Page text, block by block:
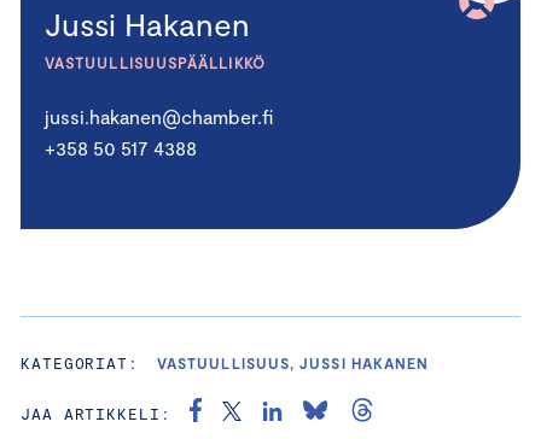
Jussi Hakanen
VASTUULLISUUSPÄÄLLIKKÖ
jussi.hakanen@chamber.fi
+358 50 517 4388
KATEGORIAT: VASTUULLISUUS, JUSSI HAKANEN
JAA ARTIKKELI: